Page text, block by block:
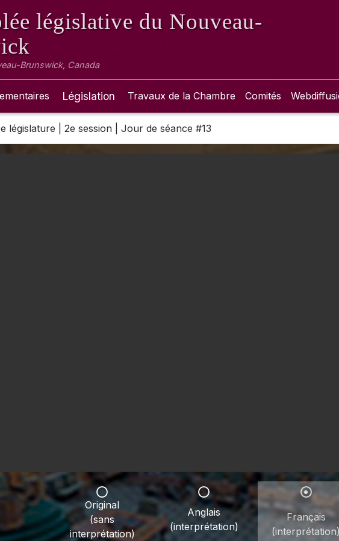
législative du Nouveau-
Brunswick, Canada
Législation Travaux de la Chambre Comités
législature | 2e session | Jour de séance #13
Original
(sans
interprétation)
Anglais
(interprétation)
Français